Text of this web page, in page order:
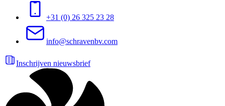
+31 (0) 26 325 23 28
info@schravenbv.com
Inschrijven nieuwsbrief